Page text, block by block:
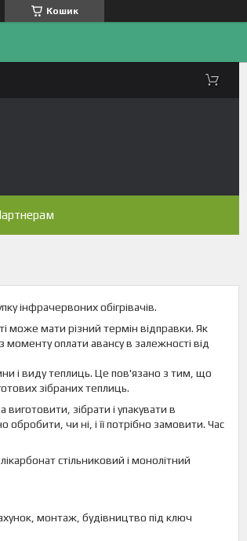
Кошик
інфрачервоних обігрівачів.
може мати різний термін відправки. Як
моменту оплати авансу в залежності від
і виду теплиць. Це пов'язано з тим, що
зібраних теплиць.
зібрати і упакувати в
чи ні, і її потрібно замовити. Час
стільниковий і монолітний
монтаж, будівництво під ключ